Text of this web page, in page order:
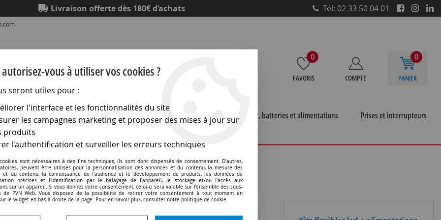
Livraison offerte dès 180€ d’achats Tél: 02 33 50 04 01
0
FAVORIS COMPTE
0
PANIER
Eclairage Matériel électrique Outillage Piles, batteries et alimentations
Prises et interrupteurs
décoratifs Velleman
Flexibles et modules led décoratifs
vous à utiliser vos cookies ?
seront utiles pour :
l'interface et les fonctionnalités du site
les campagnes marketing et proposer des mises à jour sur
produits
l'authentification et surveiller les erreurs techniques
sont nécessaires à des fins techniques, ils sont donc dispensés de consentement. D'autres,
peuvent être utilisés pour la personnalisation des annonces et du contenu, la mesure des
et du contenu, la connaissance de l'audience et le développement de produits, les données de
précises et l'identification par le balayage de l'appareil, le stockage et/ou l'accès aux
sur un appareil. Si vous donnez votre consentement, celui-ci sera valable sur l’ensemble des sous-
de PVN Web. Vous disposez de la possibilité de retirer votre consentement à tout moment en
le widget en bas à droite de la page. Pour en savoir plus, consulter notre politique de cookie.